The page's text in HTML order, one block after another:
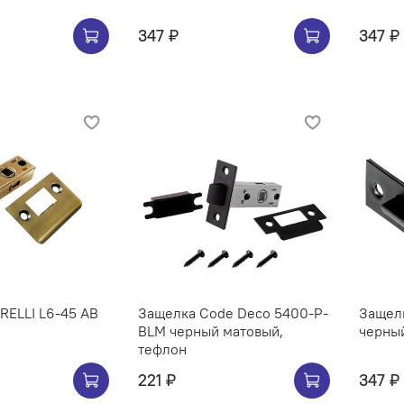
347 ₽ 347 ₽
L6-45 AB
Защелка Code Deco 5400-Р-
BLM черный матовый,
тефлон
221 ₽ 347 ₽